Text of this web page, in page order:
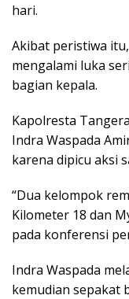
hari.
Akibat peristiwa
mengalami luka
bagian kepala.
Kapolresta
Indra Waspada
karena dipicu aksi
“Dua kelompok
Kilometer 18 dan
pada konferensi
Indra Waspada
kemudian sepakat